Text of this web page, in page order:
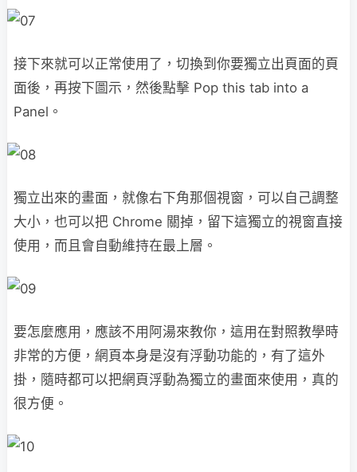
接下來就可以正常使用了，切換到你要獨立出頁面的頁
面後，再按下圖示，然後點擊 Pop this tab into a
Panel。
獨立出來的畫面，就像右下角那個視窗，可以自己調整
大小，也可以把 Chrome 關掉，留下這獨立的視窗直接
使用，而且會自動維持在最上層。
要怎麼應用，應該不用阿湯來教你，這用在對照教學時
非常的方便，網頁本身是沒有浮動功能的，有了這外
掛，隨時都可以把網頁浮動為獨立的畫面來使用，真的
很方便。